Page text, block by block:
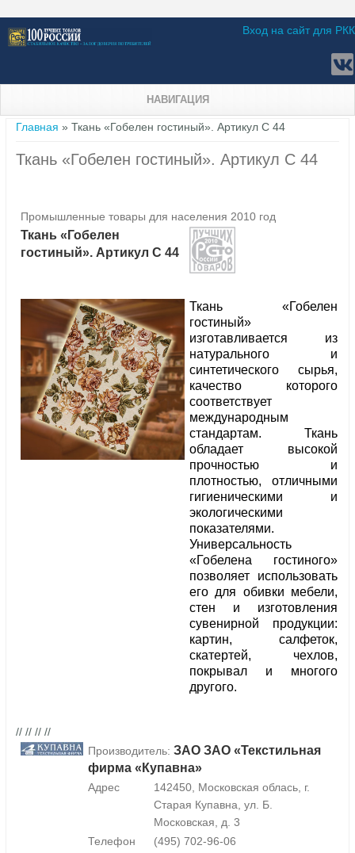
Вход на сайт для РКК
НАВИГАЦИЯ
Вы здесь
Главная » Ткань «Гобелен гостиный». Артикул С 44
Ткань «Гобелен гостиный». Артикул С 44
Промышленные товары для населения 2010 год
Ткань «Гобелен
гостиный». Артикул С 44
Ткань «Гобелен
гостиный»
изготавливается из
натурального и
синтетического сырья,
качество которого
соответствует
международным
стандартам. Ткань
обладает высокой
прочностью и
плотностью, отличными
гигиеническими и
экологическими
показателями.
Универсальность
«Гобелена гостиного»
позволяет использовать
его для обивки мебели,
стен и изготовления
сувенирной продукции:
картин, салфеток,
скатертей, чехлов,
покрывал и многого
другого.
// // // //
Производитель: ЗАО ЗАО «Текстильная
фирма «Купавна»
Адрес
142450, Московская облась, г.
Старая Купавна, ул. Б.
Московская, д. 3
Телефон
(495) 702-96-06